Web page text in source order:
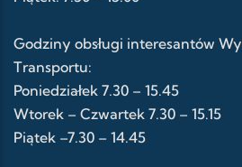
Godziny obsługi interesantów
Transportu:
Poniedziałek 7.30 – 15.45
Wtorek – Czwartek 7.30 – 15.15
Piątek –7.30 – 14.45